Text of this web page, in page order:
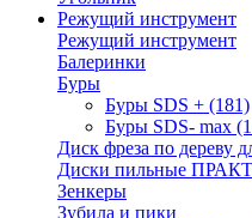
Режущий инструмент
Режущий инструмент
Балеринки
Буры
Буры SDS + (181)
Буры SDS- max
Диск фреза по
Диски пильные
Зенкеры
Зубила и пики